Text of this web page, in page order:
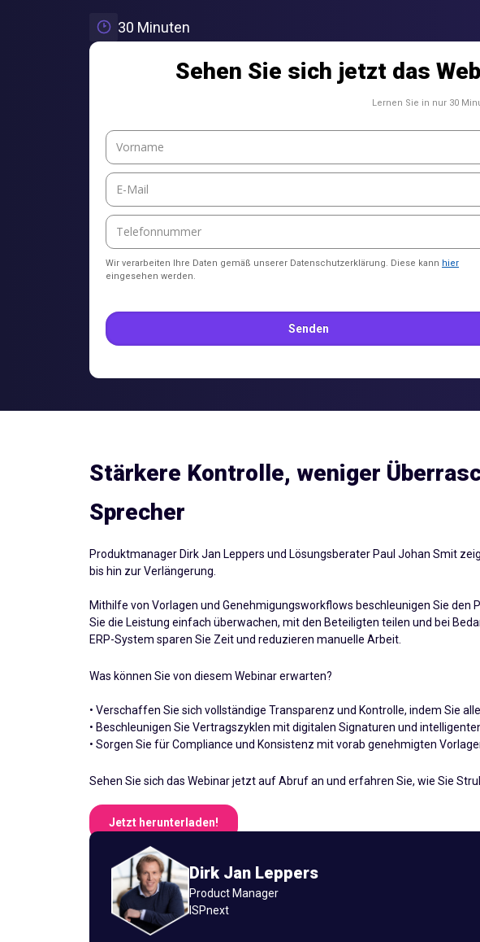
30 Minuten
Sehen Sie sich jetzt das
Lernen Sie in nur 30
Wir verarbeiten Ihre Daten gemäß unserer Datenschutzerklärung. Diese kann hier
eingesehen werden.
Stärkere Kontrolle, weniger
Sprecher
Produktmanager Dirk Jan Leppers und Lösungsberater Paul Johan Smit
bis hin zur Verlängerung.
Mithilfe von Vorlagen und Genehmigungsworkflows beschleunigen Sie
Sie die Leistung einfach überwachen, mit den Beteiligten teilen und bei
ERP-System sparen Sie Zeit und reduzieren manuelle Arbeit.
Was können Sie von diesem Webinar erwarten?
• Verschaffen Sie sich vollständige Transparenz und Kontrolle, indem Sie
• Beschleunigen Sie Vertragszyklen mit digitalen Signaturen und
• Sorgen Sie für Compliance und Konsistenz mit vorab genehmigten
Sehen Sie sich das Webinar jetzt auf Abruf an und erfahren Sie, wie Sie
Jetzt herunterladen!
Dirk Jan Leppers
Product Manager
ISPnext